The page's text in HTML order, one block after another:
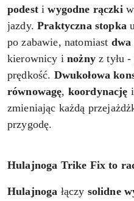
podestiwygodne rączki
jazdy.Praktyczna stopka
po zabawie, natomiast dwa
kierownicy inożnyz tyłu -
prędkość. Dwukołowa
równowagę, koordynację
zmieniając każdą
przygodę.
Hulajnoga Trike Fix to
Hulajnoga łączy solidne